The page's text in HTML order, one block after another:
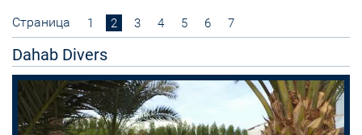
Страница 1 2 3 4 5 6 7
Dahab Divers